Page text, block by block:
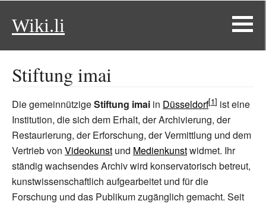
Wiki.li
Stiftung imai
Die gemeinnützigeStiftung imai in Düsseldorf
ist eine
Institution, die sich dem Erhalt, der Archivierung, der
Restaurierung, der Erforschung, der Vermittlung und dem
Vertrieb von Videokunst und Medienkunstwidmet. Ihr
ständig wachsendes Archiv wird konservatorisch betreut,
kunstwissenschaftlich aufgearbeitet und für die
Forschung und das Publikum zugänglich gemacht. Seit